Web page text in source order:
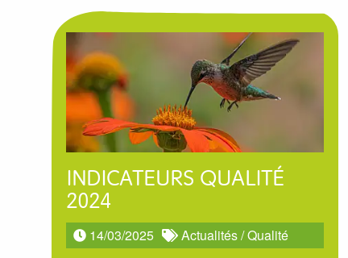
INDICATEURS QUALITÉ
2024
14/03/2025 Actualités/Qualité